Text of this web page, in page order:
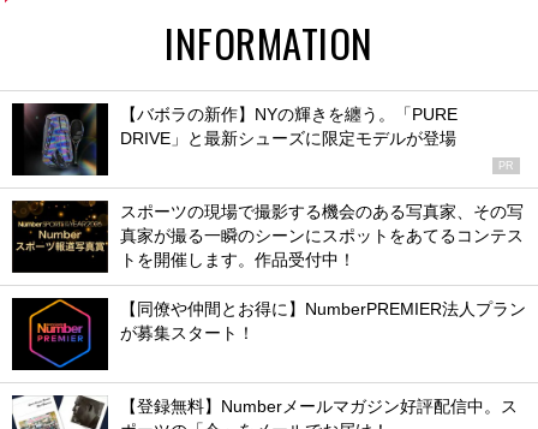
INFORMATION
【バボラの新作】NYの輝きを纏う。「PURE
DRIVE」と最新シューズに限定モデルが登場
PR
スポーツの現場で撮影する機会のある写真家、その写
真家が撮る一瞬のシーンにスポットをあてるコンテス
トを開催します。作品受付中！
【同僚や仲間とお得に】NumberPREMIER法人プラン
が募集スタート！
【登録無料】Numberメールマガジン好評配信中。ス